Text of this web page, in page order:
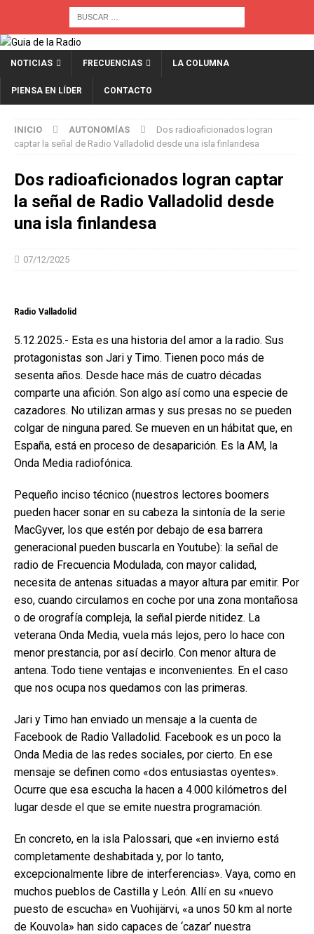
NOTICIAS FRECUENCIAS LA COLUMNA
PIENSA EN LÍDER CONTACTO
INICIO AUTONOMÍAS
Dos radioaficionados logran
captar la señal de Radio Valladolid desde una isla finlandesa
Dos radioaficionados logran captar
la señal de Radio Valladolid desde
una isla finlandesa
07/12/2025
Radio Valladolid
5.12.2025.- Esta es una historia del amor a la radio. Sus
protagonistas son Jari y Timo. Tienen poco más de
sesenta años. Desde hace más de cuatro décadas
comparte una afición. Son algo así como una especie de
cazadores. No utilizan armas y sus presas no se pueden
colgar de ninguna pared. Se mueven en un hábitat que, en
España, está en proceso de desaparición. Es la AM, la
Onda Media radiofónica.
Pequeño inciso técnico (nuestros lectores boomers
pueden hacer sonar en su cabeza la sintonía de la serie
MacGyver, los que estén por debajo de esa barrera
generacional pueden buscarla en Youtube): la señal de
radio de Frecuencia Modulada, con mayor calidad,
necesita de antenas situadas a mayor altura par emitir. Por
eso, cuando circulamos en coche por una zona montañosa
o de orografía compleja, la señal pierde nitidez. La
veterana Onda Media, vuela más lejos, pero lo hace con
menor prestancia, por así decirlo. Con menor altura de
antena. Todo tiene ventajas e inconvenientes. En el caso
que nos ocupa nos quedamos con las primeras.
Jari y Timo han enviado un mensaje a la cuenta de
Facebook de Radio Valladolid. Facebook es un poco la
Onda Media de las redes sociales, por cierto. En ese
mensaje se definen como «dos entusiastas oyentes».
Ocurre que esa escucha la hacen a 4.000 kilómetros del
lugar desde el que se emite nuestra programación.
En concreto, en la isla Palossari, que «en invierno está
completamente deshabitada y, por lo tanto,
excepcionalmente libre de interferencias». Vaya, como en
muchos pueblos de Castilla y León. Allí en su «nuevo
puesto de escucha» en Vuohijärvi, «a unos 50 km al norte
de Kouvola» han sido capaces de ‘cazar’ nuestra